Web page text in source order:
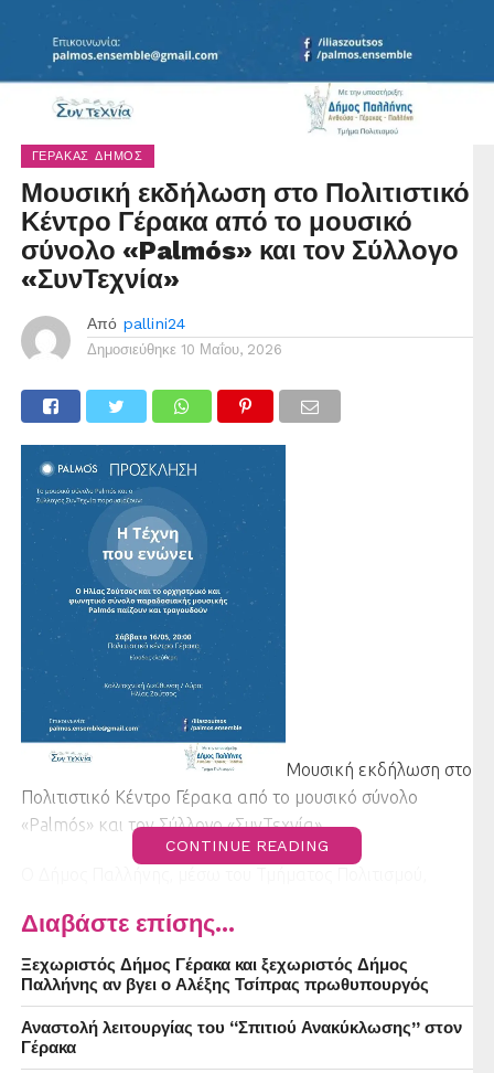
ΓΈΡΑΚΑΣ ΔΉΜΟΣ
Μουσική εκδήλωση στο Πολιτιστικό
Κέντρο Γέρακα από το μουσικό
σύνολο «Palmós» και τον Σύλλογο
«ΣυνΤεχνία»
Από pallini24
Δημοσιεύθηκε 10 Μαΐου, 2026
Μουσική εκδήλωση στο
Πολιτιστικό Κέντρο Γέρακα από το μουσικό σύνολο
«Palmós» και τον Σύλλογο «ΣυνΤεχνία»
ενώνει», που παρουσιάζουν το μουσικό σύνολο «Palmós»
και ο Σύλλογος «ΣυνΤεχνία». Η εκδήλωση θα
πραγματοποιηθεί το Σάββατο 16 Μαΐου 2026, στις 20:00,
στο Πολιτιστικό Κέντρο Γέρακα.
Ο Ηλίας Ζούτσος και το ορχηστρικό και φωνητικό σύνολο
CONTINUE READING
Διαβάστε επίσης...
Ξεχωριστός Δήμος Γέρακα και ξεχωριστός Δήμος
Παλλήνης αν βγει ο Αλέξης Τσίπρας πρωθυπουργός
Αναστολή λειτουργίας του “Σπιτιού Ανακύκλωσης” στον
Γέρακα